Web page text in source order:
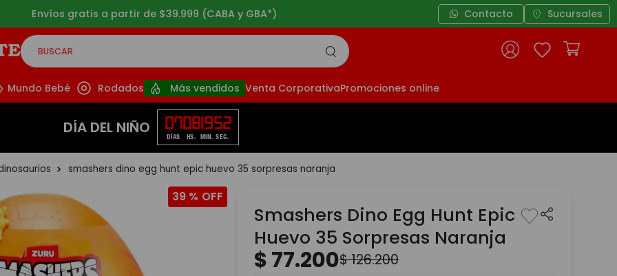
Envíos gratis a partir de $39.999 (CABA y GBA*) Contacto Sucursales
BUSCAR
Mundo Bebé Rodados Más vendidos Venta CorporativaPromociones online
DÍA DEL NIÑO 07
DÍAS
08
HS.
19
MIN.
51
SEG.
smashers dino egg hunt epic huevo 35 sorpresas naranja
39 %
Smashers Dino Egg Hunt Epic
Huevo 35 Sorpresas Naranja
$77.200$126.200